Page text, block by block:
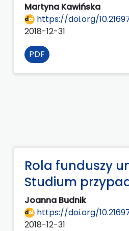
Martyna Kawińska
https://doi.org/
2018-12-31
PDF
Rola funduszy
Studium
Joanna Budnik
https://doi.org/
2018-12-31